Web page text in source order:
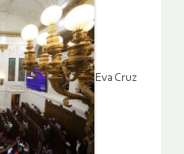
Eva Cruz